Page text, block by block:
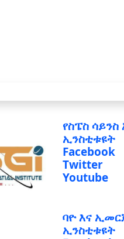
የስፔስ
ኢንስቲቱዩት
Facebook
Twitter
Youtube
ባዮ እና
ኢንስቲቱዩት